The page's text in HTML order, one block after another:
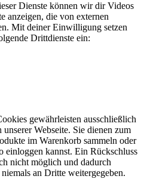
Dienste können wir dir Videos
anzeigen, die von externen
Mit deiner Einwilligung setzen
Drittdienste ein:
gewährleisten ausschließlich
Webseite. Sie dienen zum
im Warenkorb sammeln oder
einloggen kannst. Ein Rückschluss
nicht möglich und dadurch
an Dritte weitergegeben.